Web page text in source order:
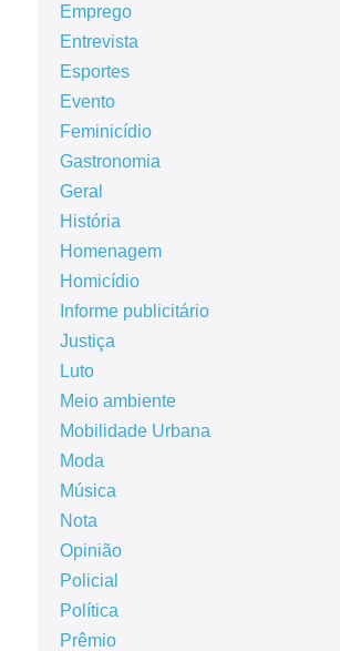
Emprego
Entrevista
Esportes
Evento
Feminicídio
Gastronomia
Geral
História
Homenagem
Homicídio
Informe publicitário
Justiça
Luto
Meio ambiente
Mobilidade Urbana
Moda
Música
Nota
Opinião
Policial
Política
Prêmio